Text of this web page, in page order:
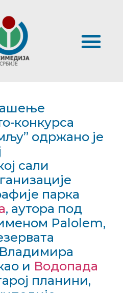
конкурса
одржано је
сали
парка
, аутора под
Palolem,
Владимира
и Водопада
планини,